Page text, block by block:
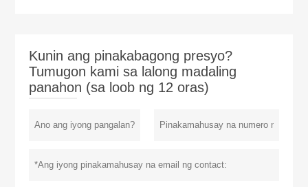
Kunin ang pinakabagong presyo?
Tumugon kami sa lalong madaling
panahon (sa loob ng 12 oras)